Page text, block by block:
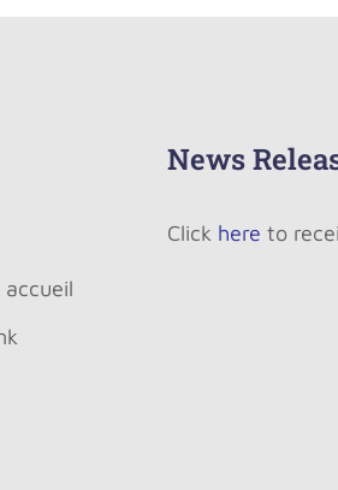
accueil
News
Click here to